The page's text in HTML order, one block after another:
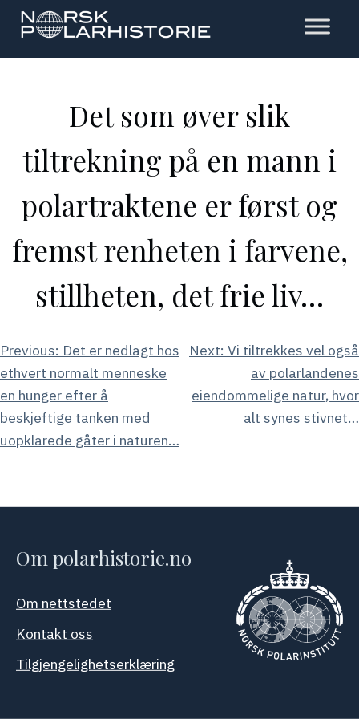
Hopp
hovedinnholdet
Polarhistorie
Det som øver slik
tiltrekning på en mann i
polartraktene er først og
fremst renheten i farvene,
stillheten, det frie liv…
Innleggsnavigasjon
Previous: Det er nedlagt hos
ethvert normalt menneske
en hunger efter å
beskjeftige tanken med
uopklarede gåter i naturen…
Next: Vi tiltrekkes vel også
av polarlandenes
eiendommelige natur, hvor
alt synes stivnet…
Om polarhistorie.no
Om nettstedet
Kontakt oss
Tilgjengelighetserklæring